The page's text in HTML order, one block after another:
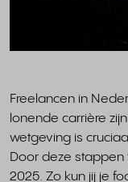
Freelancen in
lonende carrière
wetgeving is
Door deze
2025. Zo kun jij je